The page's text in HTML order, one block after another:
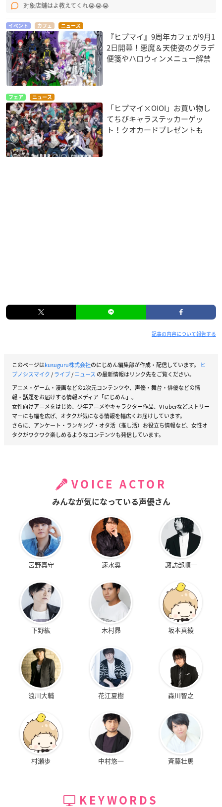
【見逃し配信期間】
各公演の見逃し期間と同様になります
※3daysチケットを購入した場合、残りの2公演には1/30(土)中
に購入完了画面が反映されます。
購入特典キャンペーン
ンフォトブックをプレゼント！
【対象者】
2021年1月29日(金) 23:59までに「通し券」チケットを購入して
頂いた全員
【応募期間】
2021年1月20日(水)21：00～1月27日(水)23：59
【賞品】
キャッチコピー入りポスター（B2サイズ）
※ご応募いただいたディビジョンメンバー絵柄に、採用された
キャッチコピーが入ったポスターになります。
【山田一郎を選択した場合の例】
ブクロが生んだラップの寵児
詳細・ご応募はこちら
📣ABEMA独占生配信 決定‼️ #ヒプノシスマイク
-Division Rap
Battle- 6th LIVE <<2nd D.R.B>>
1/31・2/14・2/21開催📣
🎫3日通し券の購入者限定🎁
らえる✨#ヒプマイ6th 詳細はスレッドをCHECK👇 #アベマで
ヒプマイ#ヒプマイ2ndバトルライブ
— ABEMA(アベマ) (@ABEMA)January 20, 2021
ッチコピーコンテスト」の開催が決定❗️🔥
各ディビジョンメンバーを表すキャッチコピーを考えてご応
募を📩!!!!!!
たくさんのご応募をお待ちしております🙇‍♀️🙇🙇‍♂️
https://t.co/
January 20, 2021
対象店舗はよ教えてくれ😭😭😭
イベント カフェ ニュース
『ヒプマイ』9周年カフェが9月1
2日開幕！悪魔＆天使姿のグラデ
便箋やハロウィンメニュー解禁
フェア ニュース
「ヒプマイ×OIOI」お買い物し
てちびキャラステッカーゲッ
ト！クオカードプレゼントも
記事の内容について報告する
このページはkusuguru株式会社のにじめん編集部が作成・配信しています。
ヒ
プノシスマイク/ライブ/ニュース の最新情報はリンク先をご覧ください。
アニメ・ゲーム・漫画などの2次元コンテンツや、声優・舞台・俳優などの情
報・話題をお届けする情報メディア「にじめん」。
女性向けアニメをはじめ、少年アニメやキャラクター作品、VTuberなどストリー
マーにも幅を広げ、オタクが気になる情報を幅広くお届けしています。
さらに、アンケート・ランキング・オタ活（推し活）お役立ち情報など、女性オ
タクがワクワク楽しめるようなコンテンツも発信しています。
VOICE ACTOR
みんなが気になっている声優さん
宮野真守 速水奨 諏訪部順一
下野紘 木村昴 坂本真綾
浪川大輔 花江夏樹 森川智之
村瀬歩 中村悠一 斉藤壮馬
KEYWORDS